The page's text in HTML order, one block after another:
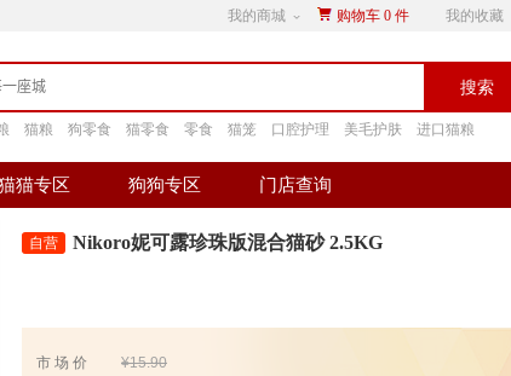
我的商城 购物车 0 件 我的收藏
搜索
猫粮 狗零食 猫零食 零食 猫笼 口腔护理 美毛护肤 进口猫粮
猫专区 狗狗专区 门店查询
Nikoro妮可露珍珠版混合猫砂 2.5KG
市 场 价 ¥15.90